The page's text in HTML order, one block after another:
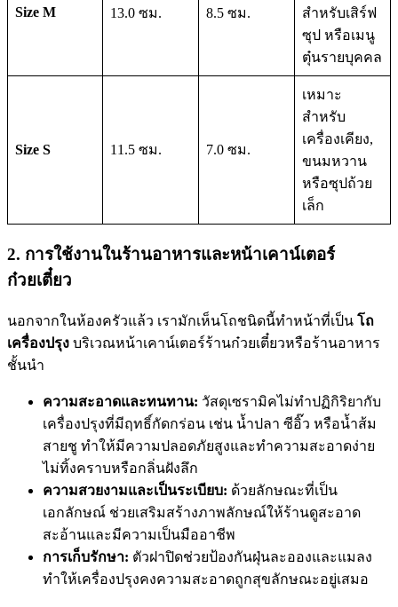
Size M 13.0 ซม. 8.5 ซม.
สำหรับเสิร์ฟ
ซุป หรือเมนู
ตุ๋นรายบุคคล
Size S 11.5 ซม. 7.0 ซม.
เหมาะ
สำหรับ
เครื่องเคียง,
ขนมหวาน
หรือซุปถ้วย
เล็ก
2. การใช้งานในร้านอาหารและหน้าเคาน์เตอร์
ก๋วยเตี๋ยว
นอกจากในห้องครัวแล้ว เรามักเห็นโถชนิดนี้ทำหน้าที่เป็น โถ
เครื่องปรุง บริเวณหน้าเคาน์เตอร์ร้านก๋วยเตี๋ยวหรือร้านอาหาร
ชั้นนำ
ความสะอาดและทนทาน: วัสดุเซรามิคไม่ทำปฏิกิริยากับ
เครื่องปรุงที่มีฤทธิ์กัดกร่อน เช่น น้ำปลา ซีอิ๊ว หรือน้ำส้ม
สายชู ทำให้มีความปลอดภัยสูงและทำความสะอาดง่าย
ไม่ทิ้งคราบหรือกลิ่นฝังลึก
ความสวยงามและเป็นระเบียบ: ด้วยลักษณะที่เป็น
เอกลักษณ์ ช่วยเสริมสร้างภาพลักษณ์ให้ร้านดูสะอาด
สะอ้านและมีความเป็นมืออาชีพ
การเก็บรักษา: ตัวฝาปิดช่วยป้องกันฝุ่นละอองและแมลง
ทำให้เครื่องปรุงคงความสะอาดถูกสุขลักษณะอยู่เสมอ